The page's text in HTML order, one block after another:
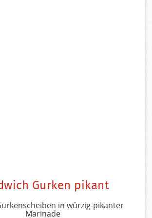
Gurken pikant
in würzig-pikanter
Marinade